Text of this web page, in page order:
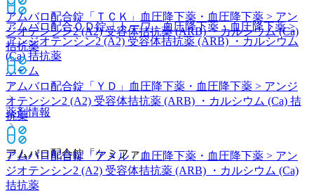
アムバロ配合ＯＤ錠「トーワ」血圧降下薬・血圧降下薬 >
アンジオテンシン2 (A2) 受容体拮抗薬 (ARB) ・カルシウム
(Ca) 拮抗薬
ホーム
薬剤情報
アムバロ配合錠「ケミファ」
アムバロ配合錠「ＴＣＫ」
血圧降下薬・血圧降下薬 > アン
ジオテンシン2 (A2) 受容体拮抗薬 (ARB) ・カルシウム (Ca)
拮抗薬
アムバロ配合錠「ＹＤ」
血圧降下薬・血圧降下薬 > アンジ
オテンシン2 (A2) 受容体拮抗薬 (ARB) ・カルシウム (Ca) 拮
抗薬
アムバロ配合錠「アメル」血圧降下薬・血圧降下薬 > アン
ジオテンシン2 (A2) 受容体拮抗薬 (ARB) ・カルシウム (Ca)
拮抗薬